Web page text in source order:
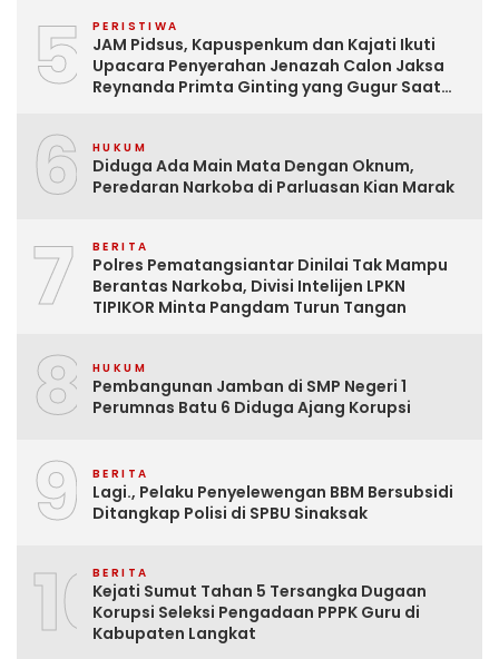
5 PERISTIWA
JAM Pidsus, Kapuspenkum dan Kajati Ikuti
Upacara Penyerahan Jenazah Calon Jaksa
Reynanda Primta Ginting yang Gugur Saat
6 HUKUM
Diduga Ada Main Mata Dengan Oknum,
Peredaran Narkoba di Parluasan Kian Marak
7 BERITA
Polres Pematangsiantar Dinilai Tak Mampu
Berantas Narkoba, Divisi Intelijen LPKN
TIPIKOR Minta Pangdam Turun Tangan
8 HUKUM
Pembangunan Jamban di SMP Negeri 1
Perumnas Batu 6 Diduga Ajang Korupsi
9 BERITA
Lagi., Pelaku Penyelewengan BBM Bersubsidi
Ditangkap Polisi di SPBU Sinaksak
10BERITA
Kejati Sumut Tahan 5 Tersangka Dugaan
Korupsi Seleksi Pengadaan PPPK Guru di
Kabupaten Langkat